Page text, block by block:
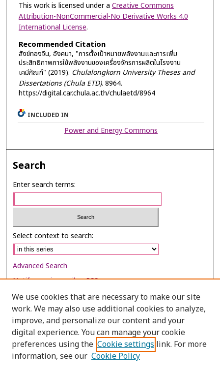
This work is licensed under a Creative Commons
Attribution-NonCommercial-No Derivative Works 4.0
International License.
Recommended Citation
สังข์ทองจีน, อังคนา, "การตั้งเป้าหมายพลังงานและการเพิ่ม
ประสิทธิภาพการใช้พลังงานของเครื่องจักรการผลิตในโรงงาน
เคมีภัณฑ์" (2019). Chulalongkorn University Theses and
Dissertations (Chula ETD). 8964.
https://digital.car.chula.ac.th/chulaetd/8964
INCLUDED IN
Power and Energy Commons
Search
Enter search terms:
Select context to search:
Advanced Search
Notify me via email orRSS
Browse
Collections
Disciplines
Authors
We use cookies that are necessary to make our site
work. We may also use additional cookies to analyze,
improve, and personalize our content and your
digital experience. You can manage your cookie
preferences using the Cookie settings link. For more
information, see our Cookie Policy